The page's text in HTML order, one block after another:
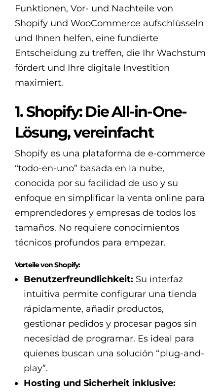
Funktionen, Vor- und Nachteile von
Shopify und WooCommerce aufschlüsseln
und Ihnen helfen, eine fundierte
Entscheidung zu treffen, die Ihr Wachstum
fördert und Ihre digitale Investition
maximiert.
1. Shopify: Die All-in-One-
Lösung, vereinfacht
Shopify es una plataforma de e-commerce
“todo-en-uno” basada en la nube,
conocida por su facilidad de uso y su
enfoque en simplificar la venta online para
emprendedores y empresas de todos los
tamaños. No requiere conocimientos
técnicos profundos para empezar.
Vorteile von Shopify:
Benutzerfreundlichkeit: Su interfaz
intuitiva permite configurar una tienda
rápidamente, añadir productos,
gestionar pedidos y procesar pagos sin
necesidad de programar. Es ideal para
quienes buscan una solución “plug-and-
play”.
Hosting und Sicherheit inklusive: